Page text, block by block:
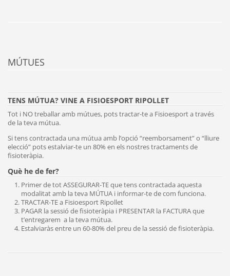
MÚTUES
TENS MÚTUA? VINE A FISIOESPORT RIPOLLET
Tot i NO treballar amb mútues, pots tractar-te a Fisioesport a través
de la teva mútua.
Si tens contractada una mútua amb l’opció “reemborsament” o “lliure
elecció” pots estalviar-te un 80% en els nostres tractaments de
fisioteràpia.
Què he de fer?
Primer de tot ASSEGURAR-TE que tens contractada aquesta
modalitat amb la teva MÚTUA i informar-te de com funciona.
TRACTAR-TE a Fisioesport Ripollet
PAGAR la sessió de fisioteràpia i PRESENTAR la FACTURA que
t’entregarem a la teva mútua.
Estalviaràs entre un 60-80% del preu de la sessió de fisioteràpia.